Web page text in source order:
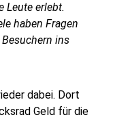
Leute erlebt.
haben Fragen
ins
dabei. Dort
Geld für die